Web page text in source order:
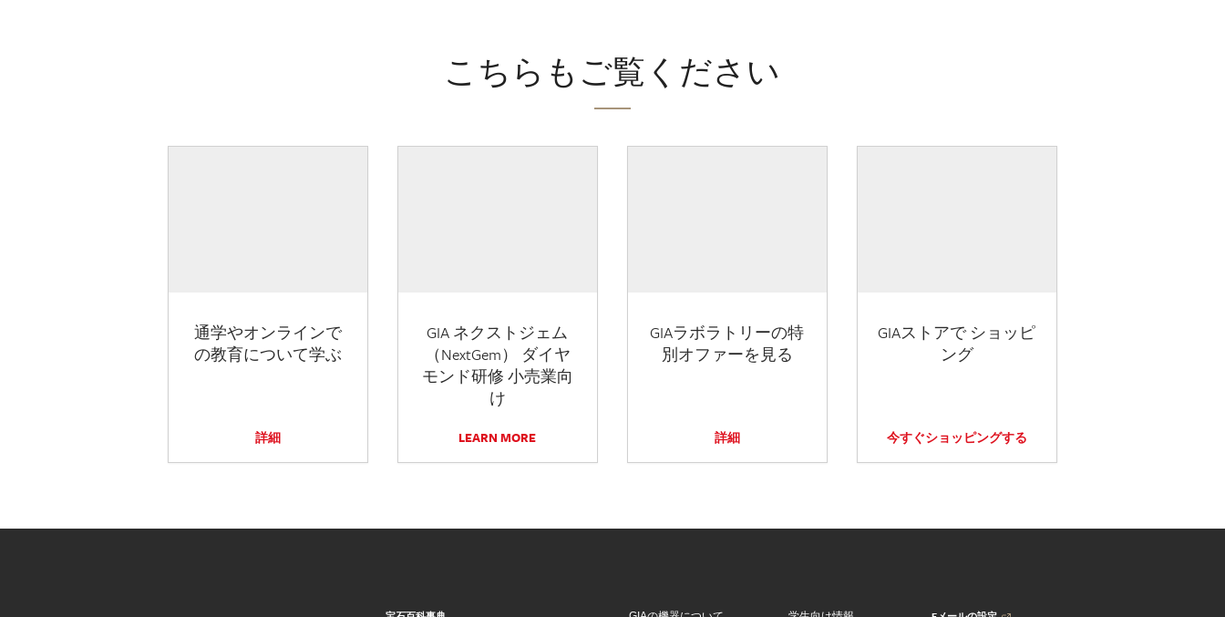
こちらもご覧ください
通学やオンラインで
の教育について学ぶ
詳細
GIA ネクストジェム
（NextGem） ダイヤ
モンド研修 小売業向
け
LEARN MORE
GIAラボラトリーの特
別オファーを見る
詳細
GIAストアで ショッピ
ング
今すぐショッピングする